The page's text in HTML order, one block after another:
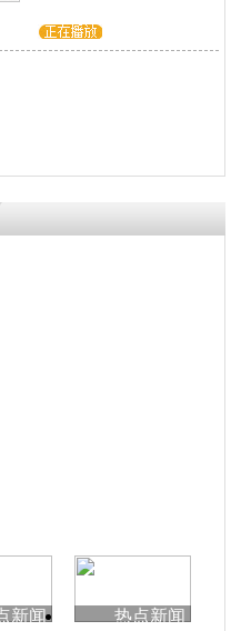
新闻
热点新闻